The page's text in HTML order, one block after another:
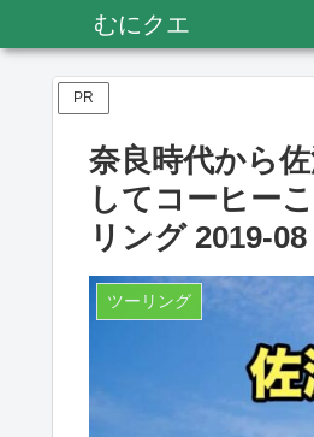
むにクエ
PR
奈良時代から
してコーヒー
リング 2019-08
ツーリング